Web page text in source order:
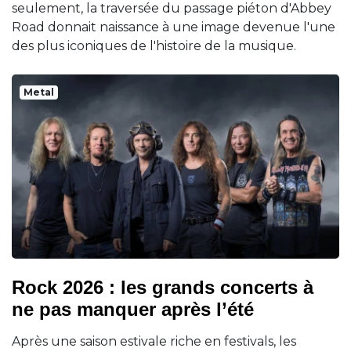
seulement, la traversée du passage piéton d'Abbey
Road donnait naissance à une image devenue l'une
des plus iconiques de l'histoire de la musique.
Metal
Rock 2026 : les grands concerts à
ne pas manquer après l’été
Après une saison estivale riche en festivals, les